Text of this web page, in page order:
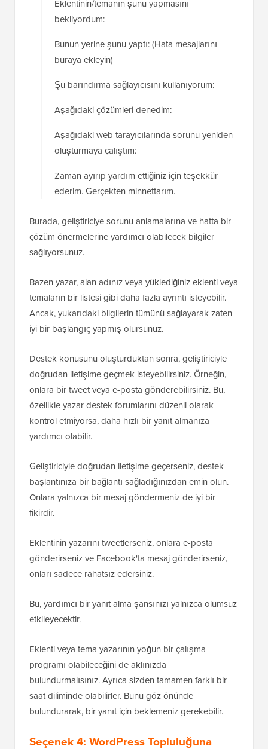
Eklentinin/temanın şunu yapmasını
bekliyordum:
Bunun yerine şunu yaptı: (Hata mesajlarını
buraya ekleyin)
Şu barındırma sağlayıcısını kullanıyorum:
Aşağıdaki çözümleri denedim:
Aşağıdaki web tarayıcılarında sorunu yeniden
oluşturmaya çalıştım:
Zaman ayırıp yardım ettiğiniz için teşekkür
ederim. Gerçekten minnettarım.
Burada, geliştiriciye sorunu anlamalarına ve hatta bir
çözüm önermelerine yardımcı olabilecek bilgiler
sağlıyorsunuz.
Bazen yazar, alan adınız veya yüklediğiniz eklenti veya
temaların bir listesi gibi daha fazla ayrıntı isteyebilir.
Ancak, yukarıdaki bilgilerin tümünü sağlayarak zaten
iyi bir başlangıç yapmış olursunuz.
Destek konusunu oluşturduktan sonra, geliştiriciyle
doğrudan iletişime geçmek isteyebilirsiniz. Örneğin,
onlara bir tweet veya e-posta gönderebilirsiniz. Bu,
özellikle yazar destek forumlarını düzenli olarak
kontrol etmiyorsa, daha hızlı bir yanıt almanıza
yardımcı olabilir.
Geliştiriciyle doğrudan iletişime geçerseniz, destek
başlantınıza bir bağlantı sağladığınızdan emin olun.
Onlara yalnızca bir mesaj göndermeniz de iyi bir
fikirdir.
Eklentinin yazarını tweetlerseniz, onlara e-posta
gönderirseniz ve Facebook'ta mesaj gönderirseniz,
onları sadece rahatsız edersiniz.
Bu, yardımcı bir yanıt alma şansınızı yalnızca olumsuz
etkileyecektir.
Eklenti veya tema yazarının yoğun bir çalışma
programı olabileceğini de aklınızda
bulundurmalısınız. Ayrıca sizden tamamen farklı bir
saat diliminde olabilirler. Bunu göz önünde
bulundurarak, bir yanıt için beklemeniz gerekebilir.
Seçenek 4: WordPress Topluluğuna